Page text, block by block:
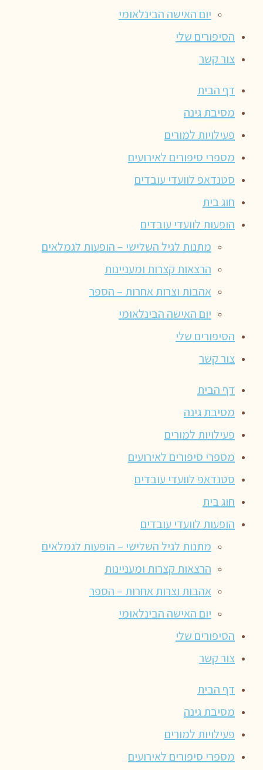
יום האישה הבינלאומי
הסיפורים שלי
צור קשר
דף הבית
מסיבת גינה
פעילויות למורים
מספרי סיפורים לאירועים
סטנדאפ לוועדי עובדים
חוג בית
הופעות לוועדי עובדים
מתנות לגיל השלישי – הופעות לגמלאים
הרצאות קצרות ומעניינות
אהבות וצרות אחרות – הספר
יום האישה הבינלאומי
הסיפורים שלי
צור קשר
דף הבית
מסיבת גינה
פעילויות למורים
מספרי סיפורים לאירועים
סטנדאפ לוועדי עובדים
חוג בית
הופעות לוועדי עובדים
מתנות לגיל השלישי – הופעות לגמלאים
הרצאות קצרות ומעניינות
אהבות וצרות אחרות – הספר
יום האישה הבינלאומי
הסיפורים שלי
צור קשר
דף הבית
מסיבת גינה
פעילויות למורים
מספרי סיפורים לאירועים